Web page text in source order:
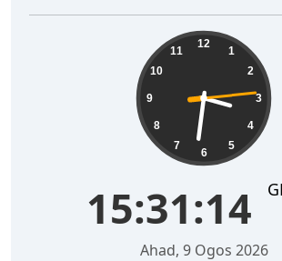
12
1
2
3
4
5
6
7
8
9
10
11
15:31:15
Ahad, 9 Ogos 2026